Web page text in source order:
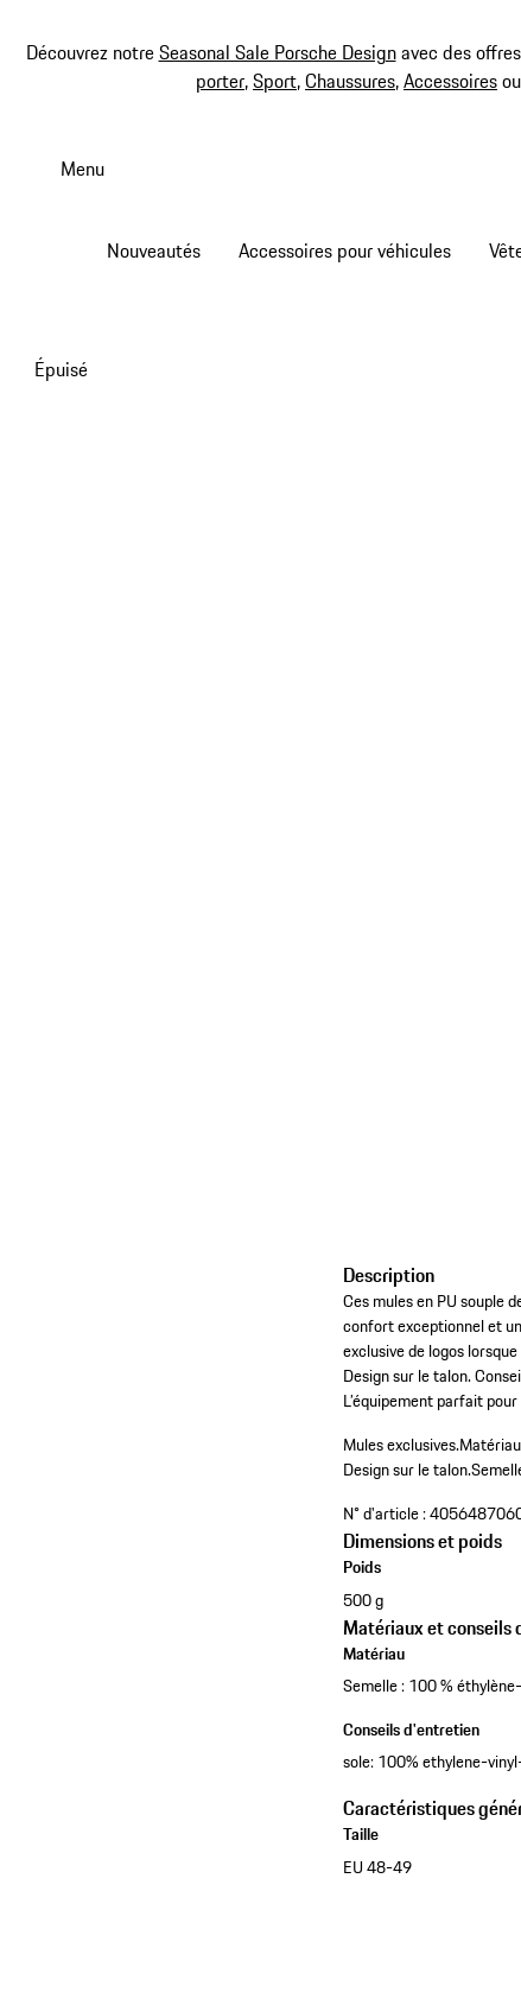
Découvrez notreSeasonal Sale Porsche Designavec des
porter,Sport,Chaussures,Accessoiresou
Menu
Nouveautés Accessoires pour véhicules
Épuisé
Description
Ces mules en PU souple
confort exceptionnel et
exclusive de logos
Design sur le talon.
L’équipement parfait
Mules exclusives.
Design sur le talon.
N° d'article :
Dimensions et poids
Poids
500 g
Matériaux et conseils
Matériau
Semelle : 100 %
Conseils d'entretien
sole: 100% ethylene-
Caractéristiques
Taille
EU 48-49